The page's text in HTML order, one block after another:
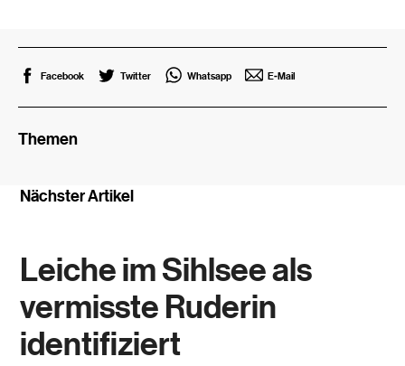
Facebook Twitter Whatsapp E-Mail
Themen
Nächster Artikel
Leiche im Sihlsee als
vermisste Ruderin
identifiziert